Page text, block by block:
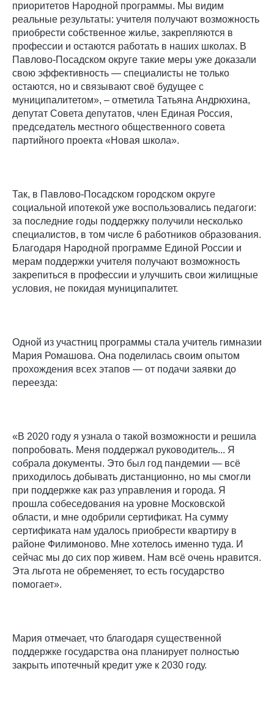
приоритетов Народной программы. Мы видим
реальные результаты: учителя получают возможность
приобрести собственное жилье, закрепляются в
профессии и остаются работать в наших школах. В
Павлово-Посадском округе такие меры уже доказали
свою эффективность — специалисты не только
остаются, но и связывают своё будущее с
муниципалитетом», – отметила Татьяна Андрюхина,
депутат Совета депутатов, член Единая Россия,
председатель местного общественного совета
партийного проекта «Новая школа».
Так, в Павлово-Посадском городском округе
социальной ипотекой уже воспользовались педагоги:
за последние годы поддержку получили несколько
специалистов, в том числе 6 работников образования.
Благодаря Народной программе Единой России и
мерам поддержки учителя получают возможность
закрепиться в профессии и улучшить свои жилищные
условия, не покидая муниципалитет.
Одной из участниц программы стала учитель гимназии
Мария Ромашова. Она поделилась своим опытом
прохождения всех этапов — от подачи заявки до
переезда:
«В 2020 году я узнала о такой возможности и решила
попробовать. Меня поддержал руководитель... Я
собрала документы. Это был год пандемии — всё
приходилось добывать дистанционно, но мы смогли
при поддержке как раз управления и города. Я
прошла собеседования на уровне Московской
области, и мне одобрили сертификат. На сумму
сертификата нам удалось приобрести квартиру в
районе Филимоново. Мне хотелось именно туда. И
сейчас мы до сих пор живем. Нам всё очень нравится.
Эта льгота не обременяет, то есть государство
помогает».
Мария отмечает, что благодаря существенной
поддержке государства она планирует полностью
закрыть ипотечный кредит уже к 2030 году.